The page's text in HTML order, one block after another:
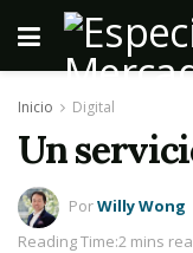
Inicio Digital
Un
PorWilly Wong
Reading Time:2 mins